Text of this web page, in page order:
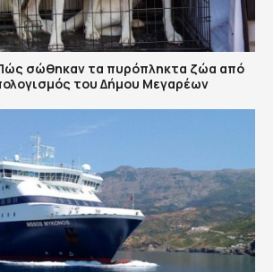
σώθηκαν τα πυρόπληκτα ζώα από
του Δήμου Μεγαρέων